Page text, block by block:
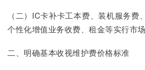
（二）IC卡补卡工本费、装机服务费
个性化增值业务收费、租金等实行市场
二、明确基本收视维护费价格标准